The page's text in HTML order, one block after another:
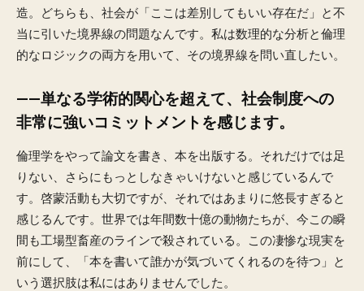
造。どちらも、社会が「ここは差別してもいい存在だ」と不
当に引いた境界線の問題なんです。私は数理的な分析と倫理
的なロジックの両方を用いて、その境界線を問い直したい。
——単なる学術的関心を超えて、社会制度への
非常に強いコミットメントを感じます。
倫理学をやって論文を書き、本を出版する。それだけでは足
りない、さらにもっとしなきゃいけないと感じているんで
す。啓蒙活動も大切ですが、それではあまりに悠長すぎると
感じるんです。世界では年間数十億の動物たちが、今この瞬
間も工場型畜産のラインで殺されている。この凄惨な現実を
前にして、「本を書いて誰かが気づいてくれるのを待つ」と
いう選択肢は私にはありませんでした。